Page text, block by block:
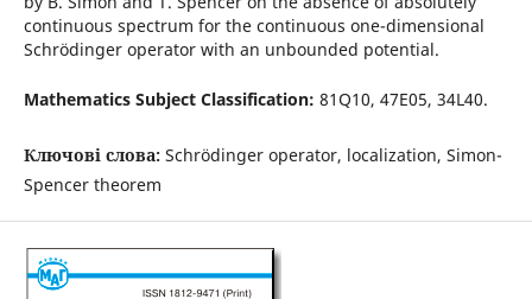
continuous spectrum for the continuous one-dimensional
Schrödinger operator with an unbounded potential.
Mathematics Subject Classification: 81Q10, 47E05, 34L40.
Ключові слова: Schrödinger operator, localization, Simon-
Spencer theorem